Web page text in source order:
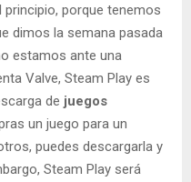
porque tenemos
dimos la semana pasada
estamos ante una
Valve, Steam Play es
de juegos
un juego para un
puedes descargarla y
Steam Play será